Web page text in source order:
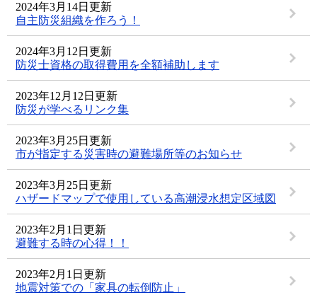
2024年3月14日更新
自主防災組織を作ろう！
2024年3月12日更新
防災士資格の取得費用を全額補助します
2023年12月12日更新
防災が学べるリンク集
2023年3月25日更新
市が指定する災害時の避難場所等のお知らせ
2023年3月25日更新
ハザードマップで使用している高潮浸水想定区域図
2023年2月1日更新
避難する時の心得！！
2023年2月1日更新
地震対策での「家具の転倒防止」